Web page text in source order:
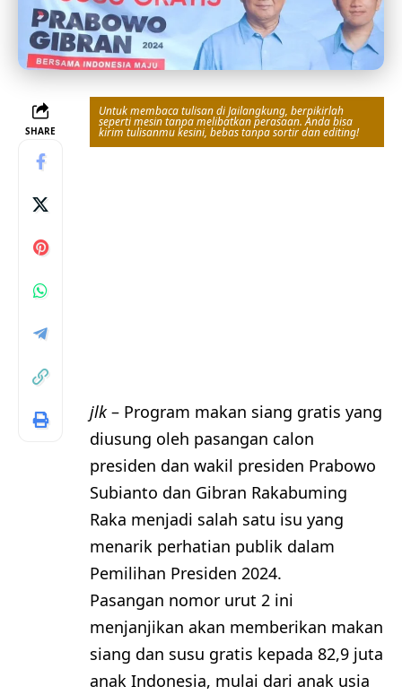
SHARE
Untuk membaca tulisan di Jailangkung, berpikirlah
seperti mesin tanpa melibatkan perasaan. Anda bisa
kirim tulisanmu kesini, bebas tanpa sortir dan editing!
jlk– Program makan siang gratis yang
diusung oleh pasangan calon
presiden dan wakil presiden Prabowo
Subianto dan Gibran Rakabuming
Raka menjadi salah satu isu yang
menarik perhatian publik dalam
Pemilihan Presiden 2024.
Pasangan nomor urut 2 ini
menjanjikan akan memberikan makan
siang dan susu gratis kepada 82,9 juta
anak Indonesia, mulai dari anak usia